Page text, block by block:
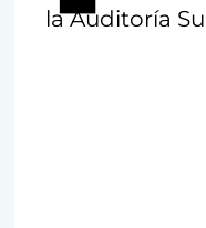
la Auditoría